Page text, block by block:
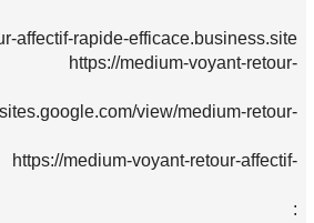
affectif-rapide-efficace.business.site
medium-voyant-retour-
view/medium-retour-
voyant-retour-affectif-
: